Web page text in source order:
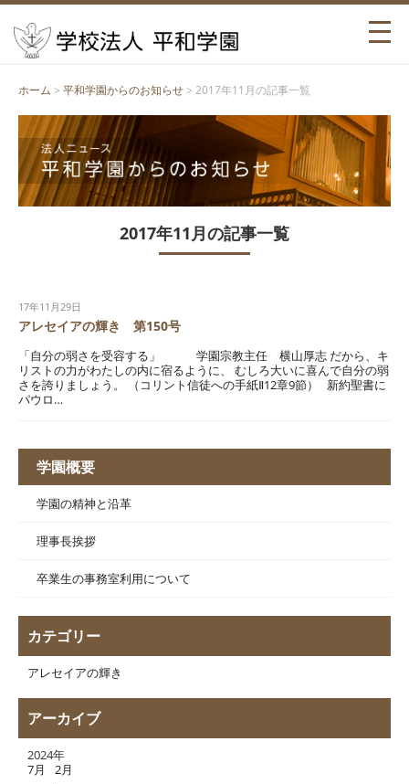
ホーム > 平和学園からのお知らせ> 2017年11月の記事一覧
2017年11月の記事一覧
17年11月29日
アレセイアの輝き 第150号
「自分の弱さを受容する」 学園宗教主任 横山厚志 だから、キ
リストの力がわたしの内に宿るように、 むしろ大いに喜んで自分の弱
さを誇りましょう。 （コリント信徒への手紙Ⅱ12章9節） 新約聖書に
パウロ…
学園概要
学園の精神と沿革
理事長挨拶
卒業生の事務室利用について
カテゴリー
アレセイアの輝き
アーカイブ
2024年
7月
2月